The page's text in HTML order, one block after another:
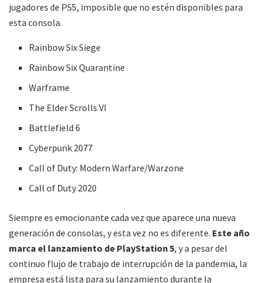
jugadores de PS5, imposible que no estén disponibles para
esta consola.
Rainbow Six Siege
Rainbow Six Quarantine
Warframe
The Elder Scrolls VI
Battlefield 6
Cyberpunk 2077
Call of Duty: Modern Warfare/Warzone
Call of Duty 2020
Siempre es emocionante cada vez que aparece una nueva
generación de consolas, y esta vez no es diferente. Este año
marca el lanzamiento de PlayStation 5, y a pesar del
continuo flujo de trabajo de interrupción de la pandemia, la
empresa está lista para su lanzamiento durante la